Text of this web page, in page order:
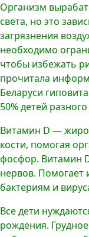
Организм
света, но это
загрязнения
необходимо
чтобы избежать
прочитала
Беларуси
50% детей
Витамин D —
кости, помогая
фосфор. Витамин
нервов. Помогает
бактериям и
Все дети
рождения.